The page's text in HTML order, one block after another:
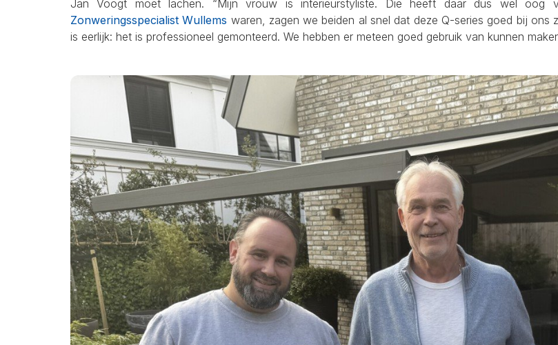
Jan Voogt moet lachen. “Mijn vrouw is interieurstyliste. Die heeft daar dus wel
Zonweringsspecialist Wullems waren, zagen we beiden al snel dat deze Q-series goed bij
is eerlijk: het is professioneel gemonteerd. We hebben er meteen goed gebruik van kunnen